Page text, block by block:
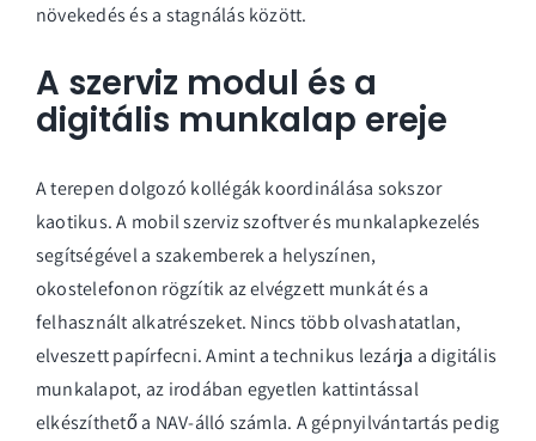
növekedés és a stagnálás között.
A szerviz modul és a
digitális munkalap ereje
A terepen dolgozó kollégák koordinálása sokszor
kaotikus. A mobil szerviz szoftver és munkalapkezelés
segítségével a szakemberek a helyszínen,
okostelefonon rögzítik az elvégzett munkát és a
felhasznált alkatrészeket. Nincs több olvashatatlan,
elveszett papírfecni. Amint a technikus lezárja a digitális
munkalapot, az irodában egyetlen kattintással
elkészíthető a NAV-álló számla. A gépnyilvántartás pedig